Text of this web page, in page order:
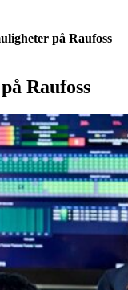
på Raufoss
Raufoss